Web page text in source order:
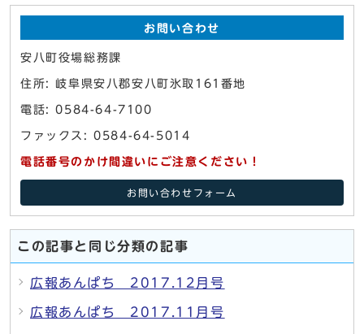
お問い合わせ
安八町役場総務課
住所: 岐阜県安八郡安八町氷取161番地
電話: 0584-64-7100
ファックス: 0584-64-5014
電話番号のかけ間違いにご注意ください！
お問い合わせフォーム
この記事と同じ分類の記事
広報あんぱち 2017.12月号
広報あんぱち 2017.11月号